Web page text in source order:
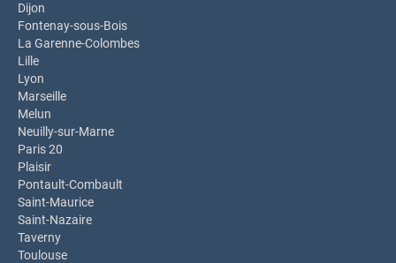
Dijon
Fontenay-sous-Bois
La Garenne-Colombes
Lille
Lyon
Marseille
Melun
Neuilly-sur-Marne
Paris 20
Plaisir
Pontault-Combault
Saint-Maurice
Saint-Nazaire
Taverny
Toulouse